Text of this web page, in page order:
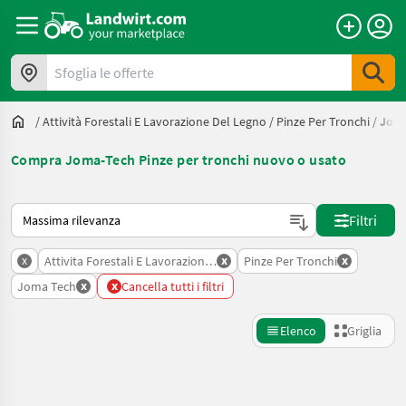
Sfoglia le offerte
/Attività Forestali E Lavorazione Del Legno / Pinze Per Tronchi /
Compra Joma-Tech Pinze per tronchi nuovo o usato
Ecco come viene ordinato su Landwirt.com
Filtri
x Attivita Forestali E Lavorazione Del Legno
x Pinze Per Tronchi x
Joma Tech x x Cancella tutti i filtri
Elenco Griglia